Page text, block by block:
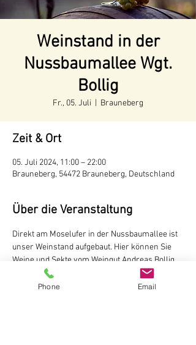
Weinstand in der
Nussbaumallee Wgt.
Bollig
Fr., 05. Juli Brauneberg
Zeit & Ort
05. Juli 2024, 11:00 – 22:00
Brauneberg, 54472 Brauneberg, Deutschland
Über die Veranstaltung
Direkt am Moselufer in der Nussbaumallee ist
unser Weinstand aufgebaut. Hier können Sie
Weine und Sekte vom Weingut Andreas Bollig,
Brauneberg probieren
Der Weinstand ist während der
Phone Email